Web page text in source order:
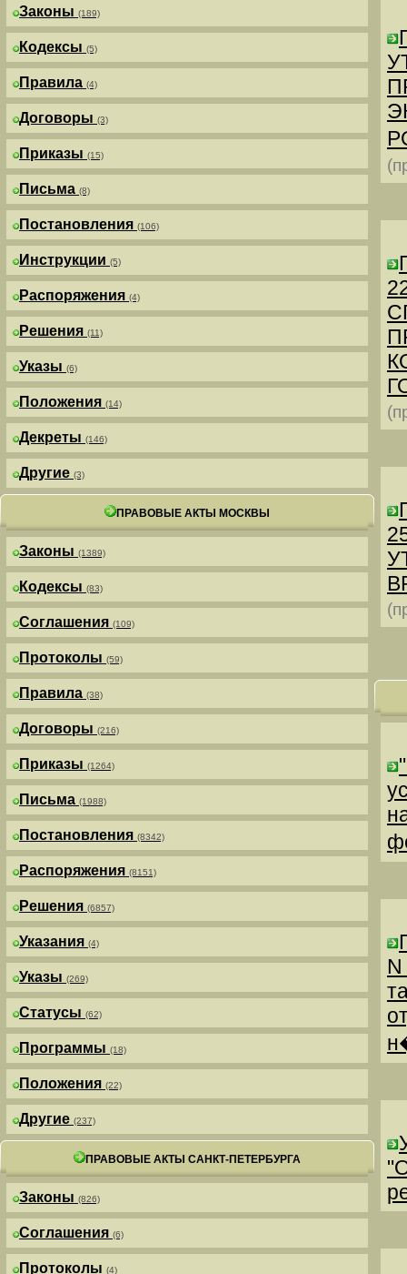
Законы (189)
Кодексы (5)
Правила (4)
Договоры (3)
Приказы (15)
Письма (8)
Постановления (106)
Инструкции (5)
Распоряжения (4)
Решения (11)
Указы (6)
Положения (14)
Декреты (146)
Другие (3)
ПРАВОВЫЕ АКТЫ МОСКВЫ
Законы (1389)
Кодексы (83)
Соглашения (109)
Протоколы (59)
Правила (38)
Договоры (216)
Приказы (1264)
Письма (1988)
Постановления (8342)
Распоряжения (8151)
Решения (6857)
Указания (4)
Указы (269)
Статусы (62)
Программы (18)
Положения (22)
Другие (237)
ПРАВОВЫЕ АКТЫ САНКТ-ПЕТЕРБУРГА
Законы (826)
Соглашения (6)
Протоколы (4)